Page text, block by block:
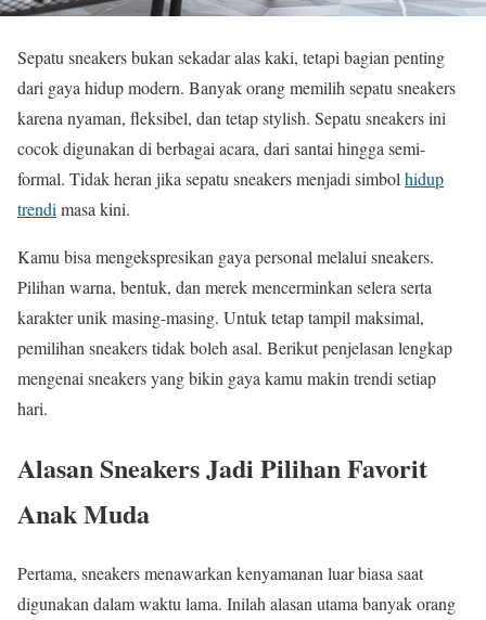
Sepatu sneakers bukan sekadar alas kaki, tetapi bagian penting
dari gaya hidup modern. Banyak orang memilih sepatu sneakers
karena nyaman, fleksibel, dan tetap stylish. Sepatu sneakers ini
cocok digunakan di berbagai acara, dari santai hingga semi-
formal. Tidak heran jika sepatu sneakers menjadi simbol hidup
trendi masa kini.
Kamu bisa mengekspresikan gaya personal melalui sneakers.
Pilihan warna, bentuk, dan merek mencerminkan selera serta
karakter unik masing-masing. Untuk tetap tampil maksimal,
pemilihan sneakers tidak boleh asal. Berikut penjelasan lengkap
mengenai sneakers yang bikin gaya kamu makin trendi setiap
hari.
Alasan Sneakers Jadi Pilihan Favorit
Anak Muda
Pertama, sneakers menawarkan kenyamanan luar biasa saat
digunakan dalam waktu lama. Inilah alasan utama banyak orang